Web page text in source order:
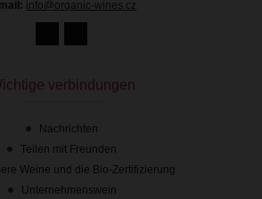
€mit Mehrwertsteuer
info@organic-wines.cz
verbindungen
Nachrichten
Teilen mit Freunden
Weine und die Bio-Zertifizierung
Unternehmenswein